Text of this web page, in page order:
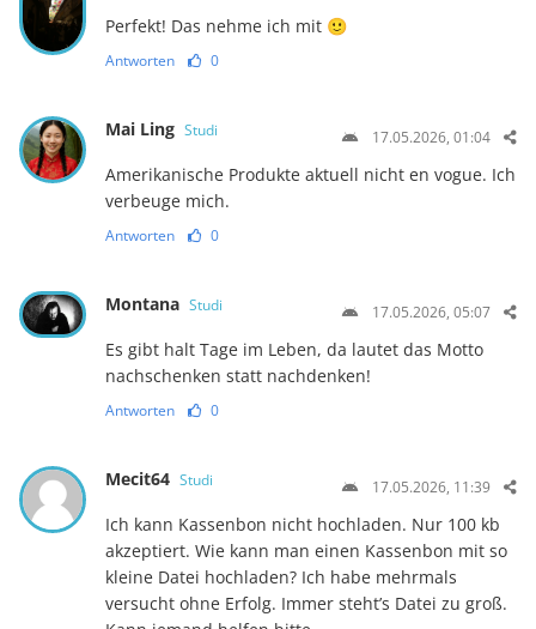
Perfekt! Das nehme ich mit 🙂
Antworten 0
Mai Ling Studi 17.05.2026, 01:04
Amerikanische Produkte aktuell nicht en vogue. Ich
verbeuge mich.
Antworten 0
Montana Studi 17.05.2026, 05:07
Es gibt halt Tage im Leben, da lautet das Motto
nachschenken statt nachdenken!
Antworten 0
Mecit64 Studi 17.05.2026, 11:39
Ich kann Kassenbon nicht hochladen. Nur 100 kb
akzeptiert. Wie kann man einen Kassenbon mit so
kleine Datei hochladen? Ich habe mehrmals
versucht ohne Erfolg. Immer steht’s Datei zu groß.